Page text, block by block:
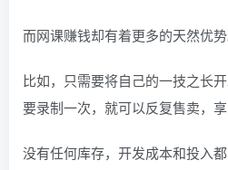
而网课赚钱却有着更多的天然优势
比如，只需要将自己的一技之长
要录制一次，就可以反复售卖，享
没有任何库存，开发成本和投入都